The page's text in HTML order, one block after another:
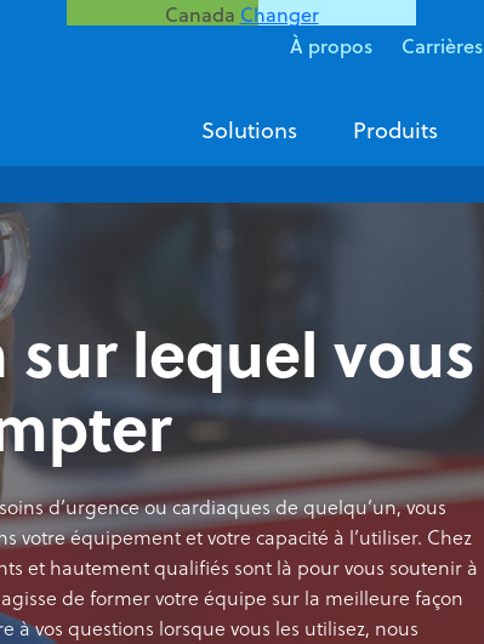
Canada Changer
À propos Carrières
Solutions Produits
lequel vous
d’urgence ou cardiaques de quelqu’un, vous
votre équipement et votre capacité à l’utiliser. Chez
et hautement qualifiés sont là pour vous soutenir à
de former votre équipe sur la meilleure façon
à vos questions lorsque vous les utilisez, nous